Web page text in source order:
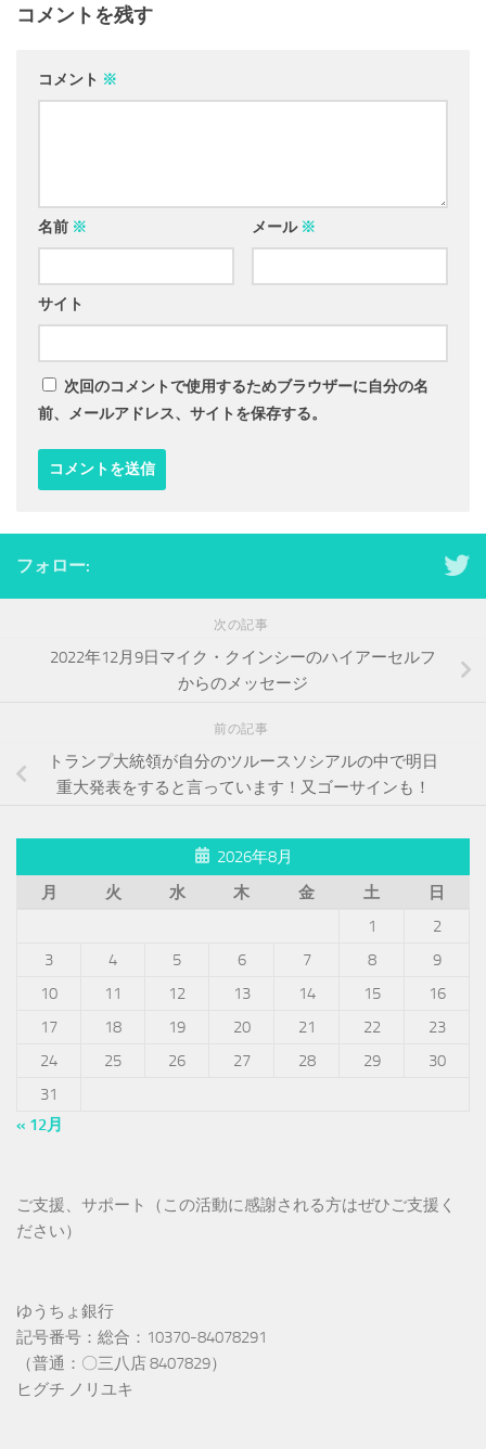
コメントを残す
コメント ※
名前 ※ メール ※
サイト
次回のコメントで使用するためブラウザーに自分の名
前、メールアドレス、サイトを保存する。
フォロー:
次の記事
2022年12月9日マイク・クインシーのハイアーセルフ
からのメッセージ
前の記事
トランプ大統領が自分のツルースソシアルの中で明日
重大発表をすると言っています！又ゴーサインも！
2026年8月
月
火 水 木 金 土
日
1
2
3
4 5 6 7 8
9
10
11 12 13 14 15
16
17
18 19 20 21 22
23
24
25 26 27 28 29
30
31
« 12月
ご支援、サポート（この活動に感謝される方はぜひご支援く
ださい）
ゆうちょ銀行
記号番号：総合：10370-84078291
（普通：〇三八店 8407829）
ヒグチ ノリユキ